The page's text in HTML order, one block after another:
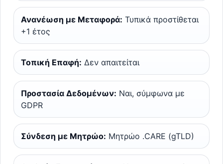
Ανανέωση με Μεταφορά: Τυπικά προστίθεται
+1 έτος
Τοπική Επαφή: Δεν απαιτείται
Προστασία Δεδομένων: Ναι, σύμφωνα με
GDPR
Σύνδεση με Μητρώο: Μητρώο .CARE (gTLD)